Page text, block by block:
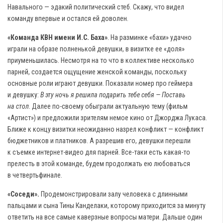
Навального — эдакий политический стеб. Скажу, что видел
команду впервые и остался ей доволен.
«Команда КВН имени И.С. Баха» . На разминке «бахи» удачно
играли на образе полненькой девушки, в визитке ее «доля»
приуменьшилась. Несмотря на то что в коллективе несколько
парней, создается ощущение женской команды, поскольку
основные роли играют девушки. Показали номер про геймера
и девушку: В эту ночь я решила подарить тебе себя — Поставь
на стол . Далее по-своему обыграли актуальную тему (фильм
«Артист») и предложили зрителям немое кино от Джорджа Лукаса.
Ближе к концу визитки неожиданно назрел конфликт — конфликт
бюджетников и платников. А разрешив его, девушки перешли
к съемке интернет-видео для парней. Все-таки есть какая-то
прелесть в этой команде, будем продолжать ею любоваться
в четвертьфинале.
«Соседи». Продемонстрировали залу человека с длинными
пальцами и сына Тины Канделаки, которому приходится за минуту
ответить на все самые каверзные вопросы матери. Дальше один